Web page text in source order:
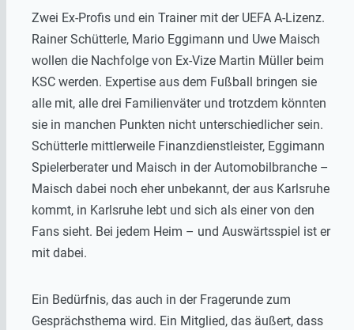
Zwei Ex-Profis und ein Trainer mit der UEFA A-Lizenz.
Rainer Schütterle, Mario Eggimann und Uwe Maisch
wollen die Nachfolge von Ex-Vize Martin Müller beim
KSC werden. Expertise aus dem Fußball bringen sie
alle mit, alle drei Familienväter und trotzdem könnten
sie in manchen Punkten nicht unterschiedlicher sein.
Schütterle mittlerweile Finanzdienstleister, Eggimann
Spielerberater und Maisch in der Automobilbranche –
Maisch dabei noch eher unbekannt, der aus Karlsruhe
kommt, in Karlsruhe lebt und sich als einer von den
Fans sieht. Bei jedem Heim – und Auswärtsspiel ist er
mit dabei.
Ein Bedürfnis, das auch in der Fragerunde zum
Gesprächsthema wird. Ein Mitglied, das äußert, dass